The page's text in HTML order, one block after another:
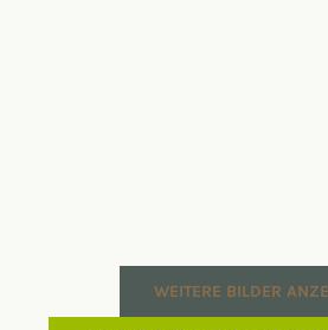
WEITERE BILDER